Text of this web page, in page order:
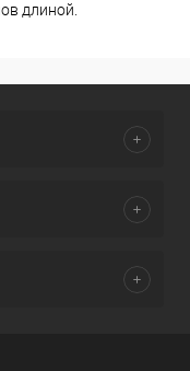
длиной.